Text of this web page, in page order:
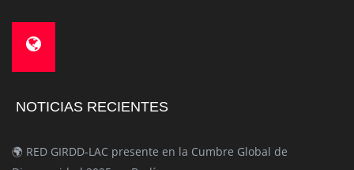
NOTICIAS RECIENTES
🌍 RED GIRDD-LAC presente en la Cumbre Global de